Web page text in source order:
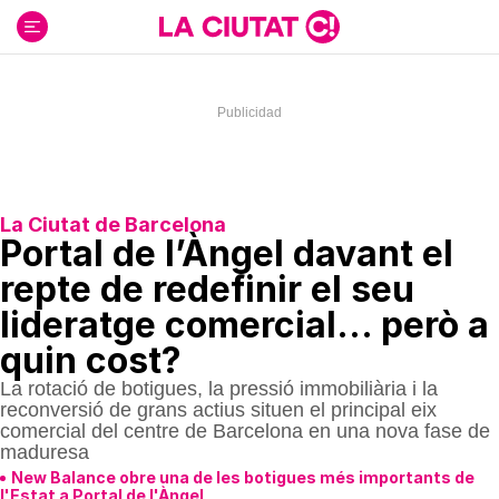
contenido
La Ciutat de Barcelona
Portal de l’Àngel davant el
repte de redefinir el seu
lideratge comercial… però a
quin cost?
La rotació de botigues, la pressió immobiliària i la
reconversió de grans actius situen el principal eix
comercial del centre de Barcelona en una nova fase de
maduresa
New Balance obre una de les botigues més importants de
l'Estat a Portal de l'Àngel